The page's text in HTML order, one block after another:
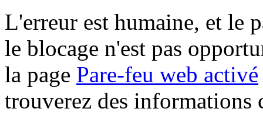
L'erreur est humaine, et le
le blocage n'est pas
la page Pare-feu web activé
trouverez des informations